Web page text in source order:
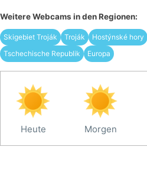
Weitere Webcams in den Regionen:
Skigebiet Troják Troják Hostýnské hory
Tschechische Republik
Europa
Heute Morgen